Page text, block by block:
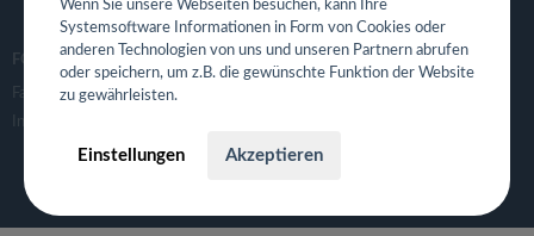
FOLGE UNS
Facebook
Instagram
Wenn Sie unsere Webseiten besuchen, kann Ihre
Systemsoftware Informationen in Form von Cookies oder
anderen Technologien von uns und unseren Partnern abrufen
oder speichern, um z.B. die gewünschte Funktion der Website
zu gewährleisten.
Einstellungen Akzeptieren